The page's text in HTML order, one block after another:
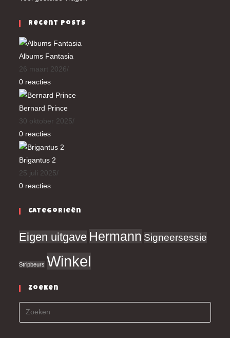
Recent Posts
Albums Fantasia
26 maart 2026/
0 reacties
Bernard Prince
30 oktober 2025/
0 reacties
Brigantus 2
25 juli 2025/
0 reacties
Categorieën
Eigen uitgave Hermann Signeersessie
Stripbeurs Winkel
Zoeken